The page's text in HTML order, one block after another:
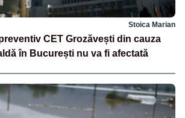
Stoica Marian
CET Grozăvești din cauza
în București nu va fi afectată